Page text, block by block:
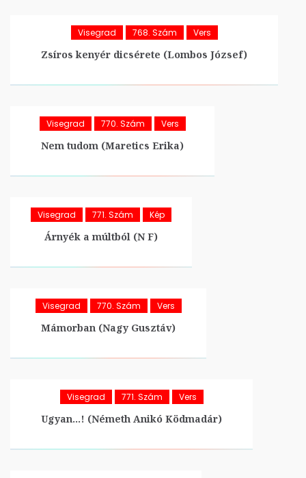
Visegrad 768. Szám Vers
Zsíros kenyér dicsérete (Lombos József)
Visegrad 770. Szám Vers
Nem tudom (Maretics Erika)
Visegrad 771. Szám Kép
Árnyék a múltból (N F)
Visegrad 770. Szám Vers
Mámorban (Nagy Gusztáv)
Visegrad 771. Szám Vers
Ugyan…! (Németh Anikó Ködmadár)